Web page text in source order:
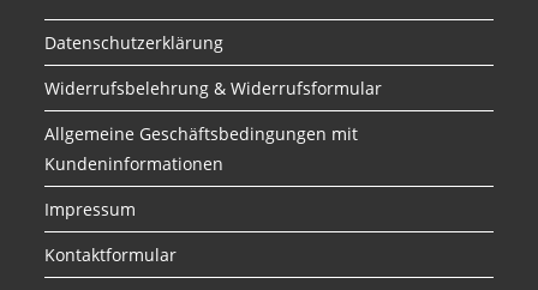
Datenschutzerklärung
Widerrufsbelehrung & Widerrufsformular
Allgemeine Geschäftsbedingungen mit
Kundeninformationen
Impressum
Kontaktformular